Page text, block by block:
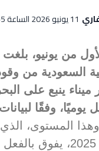
11 يونيو 2026 الساعة 05:55 صباحاً
من يونيو،
السعودية من
ميناء ينبع على
يوميًا، وفقًا
وهذا المستوى،
منذ أغسطس 2025، يفوق